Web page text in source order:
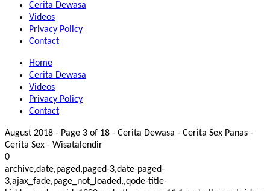
Cerita Dewasa
Videos
Privacy Policy
Contact
Home
Cerita Dewasa
Videos
Privacy Policy
Contact
August 2018 - Page 3 of 18 - Cerita Dewasa - Cerita Sex Panas -
Cerita Sex - Wisatalendir
0
archive,date,paged,paged-3,date-paged-
3,ajax_fade,page_not_loaded,,qode-title-